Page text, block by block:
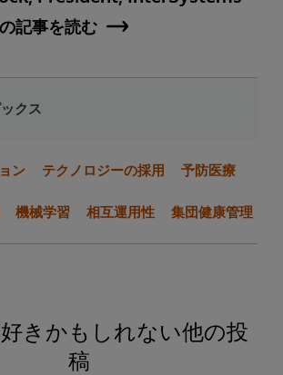
記事を読む
クス
ン テクノロジーの採用 予防医療
機械学習 相互運用性 集団健康管理
きかもしれない他の投
稿